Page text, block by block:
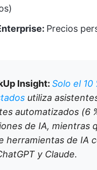
Precios
Insight: Solo el 10
utiliza
automatizados (6
de IA, mientras
herramientas de IA
y Claude.